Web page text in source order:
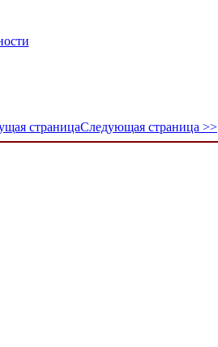
страницаСледующая страница >>